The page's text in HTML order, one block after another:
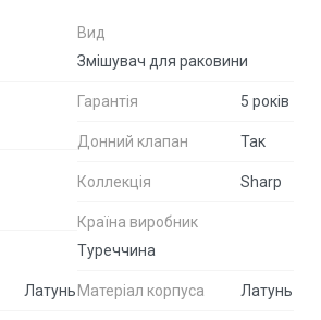
Вид
Змішувач для раковини
Гарантія 5 років
Донний клапан Так
Коллекція Sharp
Країна виробник
Туреччина
Латунь Матеріал корпуса Латунь